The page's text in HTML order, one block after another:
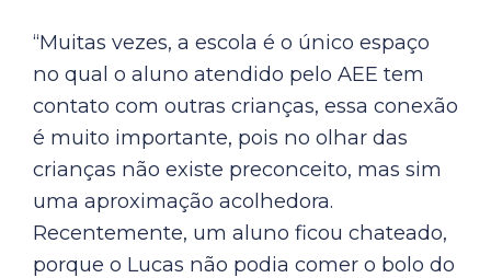
“Muitas vezes, a escola é o único espaço
no qual o aluno atendido pelo AEE tem
contato com outras crianças, essa conexão
é muito importante, pois no olhar das
crianças não existe preconceito, mas sim
uma aproximação acolhedora.
Recentemente, um aluno ficou chateado,
porque o Lucas não podia comer o bolo do